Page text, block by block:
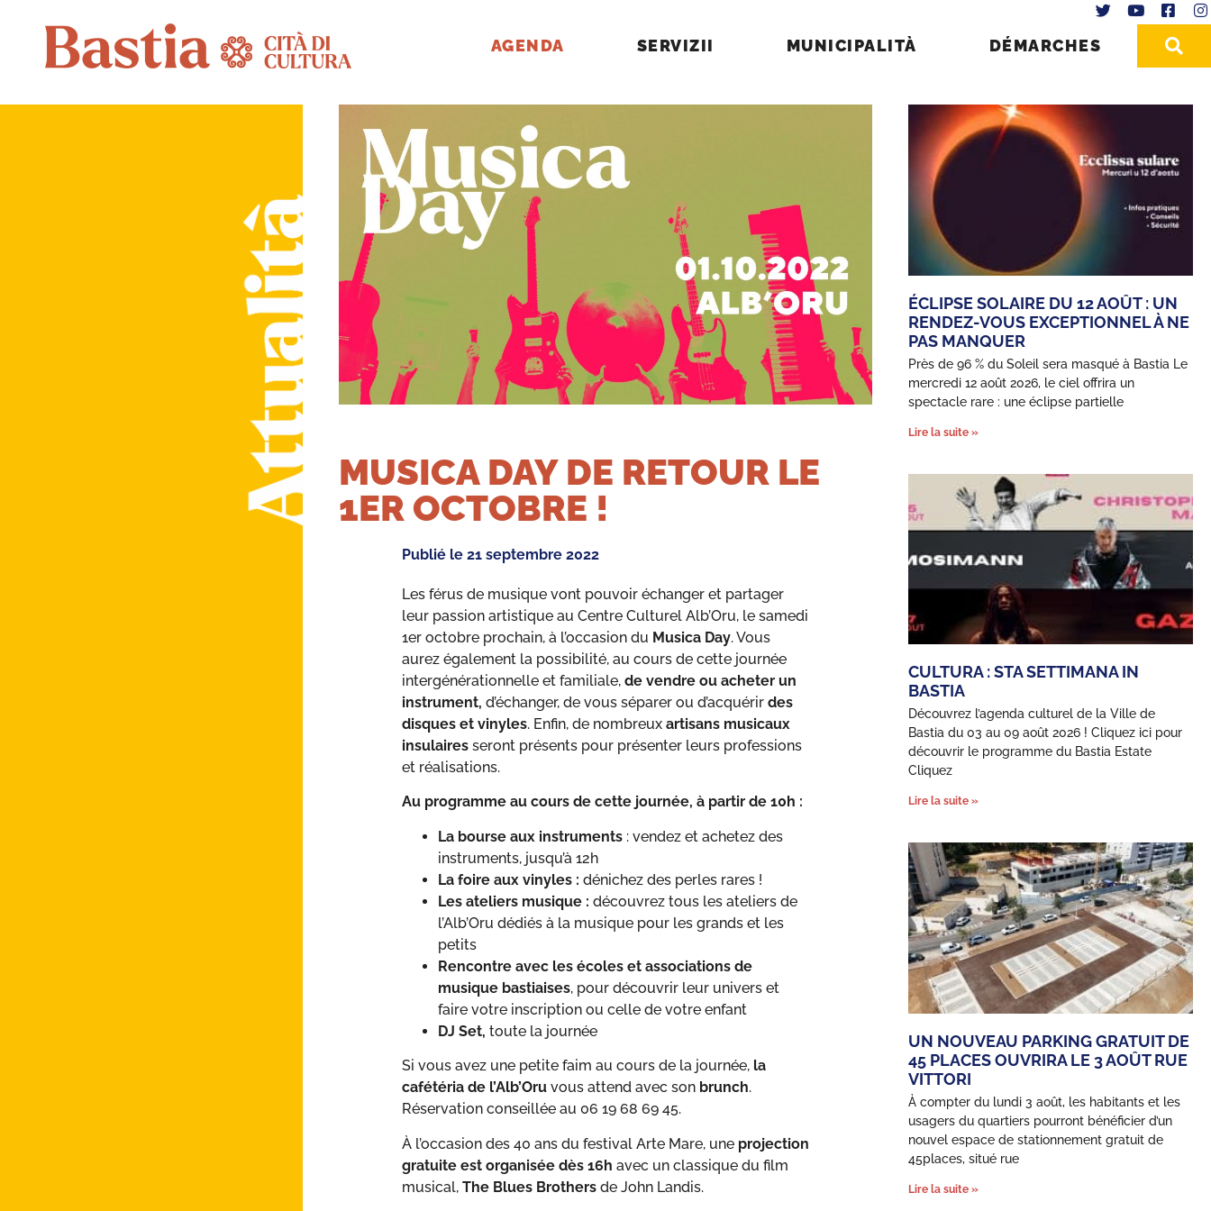
AGENDA SERVIZII MUNICIPALITÀ DÉMARCHES
MUSICA DAY DE RETOUR LE
1ER OCTOBRE !
Publié le 21 septembre 2022
Les férus de musique vont pouvoir échanger et partager
leur passion artistique au Centre Culturel Alb’Oru, le samedi
1er octobre prochain, à l’occasion du Musica Day. Vous
aurez également la possibilité, au cours de cette journée
intergénérationnelle et familiale, de vendre ou acheter un
instrument, d’échanger, de vous séparer ou d’acquérir des
disques et vinyles. Enfin, de nombreux artisans musicaux
insulaires seront présents pour présenter leurs professions
et réalisations.
Au programme au cours de cette journée, à partir de 10h :
La bourse aux instruments : vendez et achetez des
instruments, jusqu’à 12h
La foire aux vinyles : dénichez des perles rares !
Les ateliers musique : découvrez tous les ateliers de
l’Alb’Oru dédiés à la musique pour les grands et les
petits
Rencontre avec les écoles et associations de
musique bastiaises, pour découvrir leur univers et
faire votre inscription ou celle de votre enfant
DJ Set, toute la journée
Si vous avez une petite faim au cours de la journée, la
cafétéria de l’Alb’Oru vous attend avec son brunch.
Réservation conseillée au 06 19 68 69 45.
À l’occasion des 40 ans du festival Arte Mare, une projection
gratuite est organisée dès 16h avec un classique du film
musical, The Blues Brothers de John Landis.
ÉCLIPSE SOLAIRE DU 12 AOÛT : UN
RENDEZ-VOUS EXCEPTIONNEL À NE
PAS MANQUER
Près de 96 % du Soleil sera masqué à Bastia Le
mercredi 12 août 2026, le ciel offrira un
spectacle rare : une éclipse partielle
Lire la suite »
CULTURA : STA SETTIMANA IN
BASTIA
Découvrez l’agenda culturel de la Ville de
Bastia du 03 au 09 août 2026 ! Cliquez ici pour
découvrir le programme du Bastia Estate
Cliquez
Lire la suite »
UN NOUVEAU PARKING GRATUIT DE
45 PLACES OUVRIRA LE 3 AOÛT RUE
VITTORI
À compter du lundi 3 août, les habitants et les
usagers du quartiers pourront bénéficier d’un
nouvel espace de stationnement gratuit de
45places, situé rue
Lire la suite »